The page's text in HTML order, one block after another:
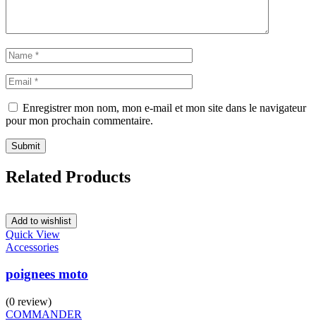
Enregistrer mon nom, mon e-mail et mon site dans le navigateur
pour mon prochain commentaire.
Related Products
Add to wishlist
Quick View
Accessories
poignees moto
(0 review)
COMMANDER